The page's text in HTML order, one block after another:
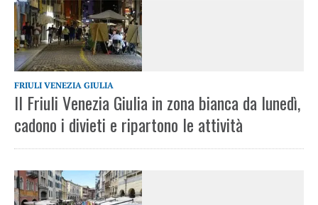
FRIULI VENEZIA GIULIA
Il Friuli Venezia Giulia in zona bianca da lunedì,
cadono i divieti e ripartono le attività